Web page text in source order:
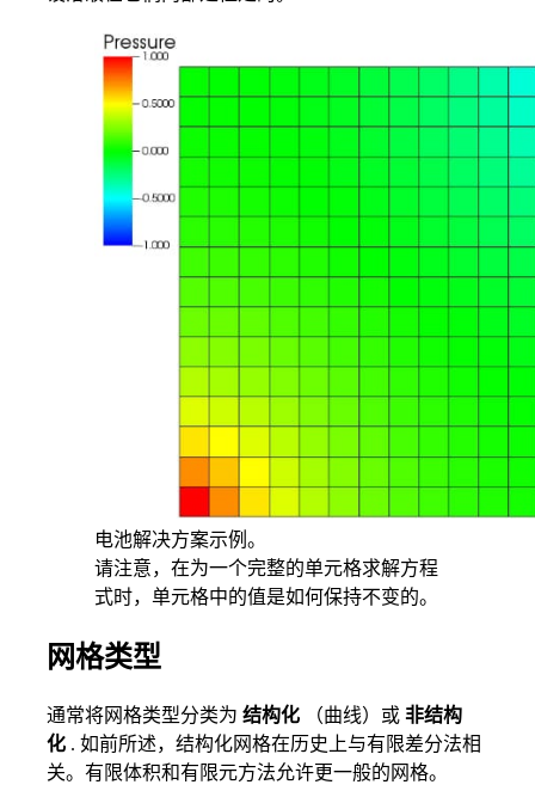
电池解决方案示例。
请注意，在为一个完整的单元格求解方程
式时，单元格中的值是如何保持不变的。
网格类型
通常将网格类型分类为 结构化 （曲线）或 非结构
化 . 如前所述，结构化网格在历史上与有限差分法相
关。有限体积和有限元方法允许更一般的网格。